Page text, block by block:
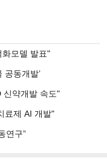
모델 발표"
공동개발’
신약개발 속도"
료제 AI 개발"
연구”